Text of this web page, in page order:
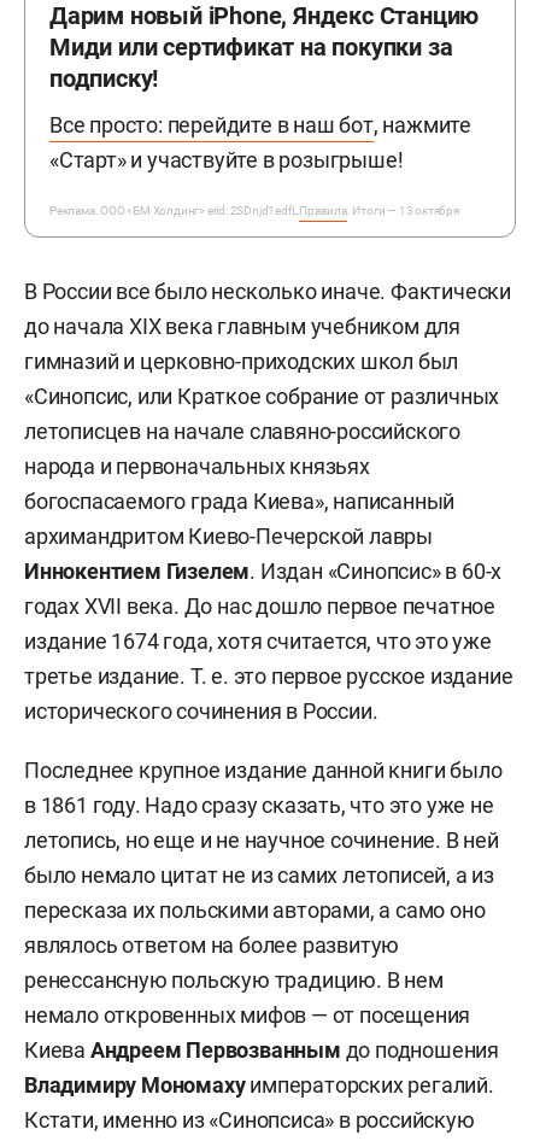
Дарим новый iPhone, Яндекс Станцию
Миди или сертификат на покупки за
подписку!
Все просто: перейдите в наш бот, нажмите
«Старт» и участвуйте в розыгрыше!
Реклама. ООО «БМ Холдинг» erid: 2SDnjd1edfLПравила. Итоги — 13 октября
В России все было несколько иначе. Фактически
до начала XIX века главным учебником для
гимназий и церковно-приходских школ был
«Синопсис, или Краткое собрание от различных
летописцев на начале славяно-российского
народа и первоначальных князьях
богоспасаемого града Киева», написанный
архимандритом Киево-Печерской лавры
Иннокентием Гизелем. Издан «Синопсис» в 60-х
годах XVII века. До нас дошло первое печатное
издание 1674 года, хотя считается, что это уже
третье издание. Т. е. это первое русское издание
исторического сочинения в России.
Последнее крупное издание данной книги было
в 1861 году. Надо сразу сказать, что это уже не
летопись, но еще и не научное сочинение. В ней
было немало цитат не из самих летописей, а из
пересказа их польскими авторами, а само оно
являлось ответом на более развитую
ренессансную польскую традицию. В нем
немало откровенных мифов — от посещения
Киева Андреем Первозванным до подношения
Владимиру Мономахуимператорских регалий.
Кстати, именно из «Синопсиса» в российскую